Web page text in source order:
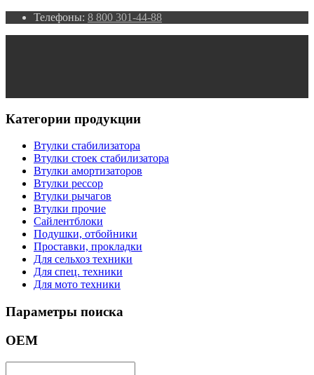
Телефоны: 8 800 301-44-88
Категории продукции
Втулки стабилизатора
Втулки стоек стабилизатора
Втулки амортизаторов
Втулки рессор
Втулки рычагов
Втулки прочие
Сайлентблоки
Подушки, отбойники
Проставки, прокладки
Для сельхоз техники
Для спец. техники
Для мото техники
Параметры поиска
ОЕМ